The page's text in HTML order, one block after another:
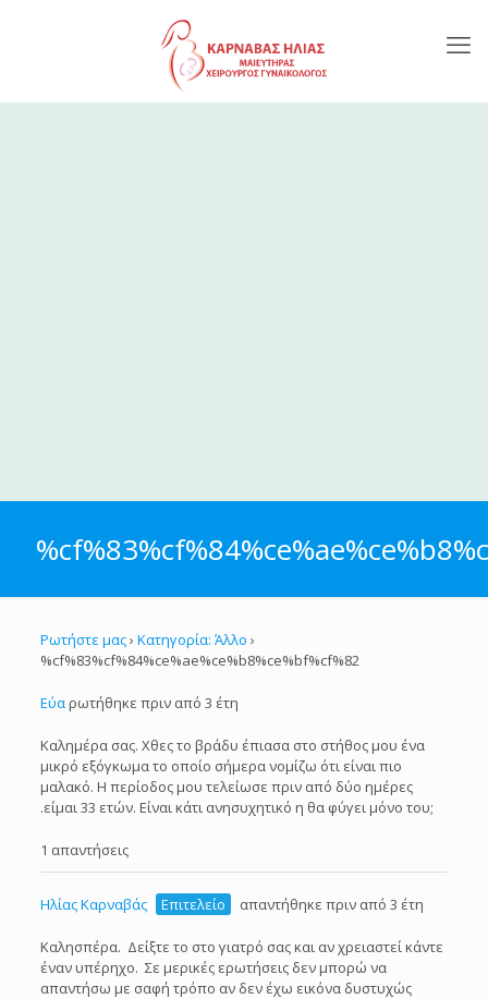
Ρωτήστε μας› Κατηγορία: Άλλο ›
%cf%83%cf%84%ce%ae%ce%b8%ce%bf%cf%82
Εύαρωτήθηκε πριν από 3 έτη
Καλημέρα σας. Χθες το βράδυ έπιασα στο στήθος μου ένα
μικρό εξόγκωμα το οποίο σήμερα νομίζω ότι είναι πιο
μαλακό. Η περίοδος μου τελείωσε πριν από δύο ημέρες
.είμαι 33 ετών. Είναι κάτι ανησυχητικό η θα φύγει μόνο του;
1 απαντήσεις
Ηλίας Καρναβάς Επιτελείο απαντήθηκε πριν από 3 έτη
Καλησπέρα. Δείξτε το στο γιατρό σας και αν χρειαστεί κάντε
έναν υπέρηχο. Σε μερικές ερωτήσεις δεν μπορώ να
απαντήσω με σαφή τρόπο αν δεν έχω εικόνα δυστυχώς